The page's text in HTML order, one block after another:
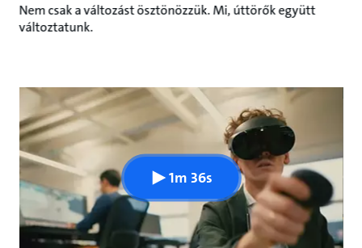
Nem csak a változást ösztönözzük. Mi, úttörők együtt
változtatunk.
1m 36s